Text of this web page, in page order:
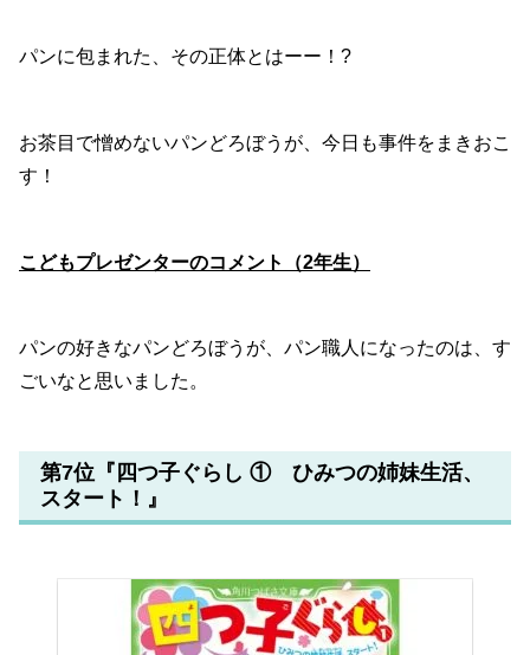
パンに包まれた、その正体とはーー！?
お茶目で憎めないパンどろぼうが、今日も事件をまきおこ
す！
こどもプレゼンターのコメント（2年生）
パンの好きなパンどろぼうが、パン職人になったのは、す
ごいなと思いました。
第7位『四つ子ぐらし ① ひみつの姉妹生活、
スタート！』